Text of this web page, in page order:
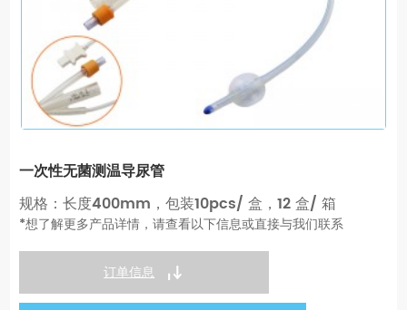
一次性无菌测温导尿管
规格：长度400mm，包装10pcs/ 盒，12 盒/ 箱
*想了解更多产品详情，请查看以下信息或直接与我们联系
订单信息